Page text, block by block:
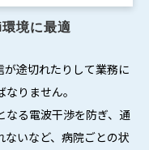
境に最適
途切れたりして業務に
りません。
なる電波干渉を防ぎ、通
いなど、病院ごとの状